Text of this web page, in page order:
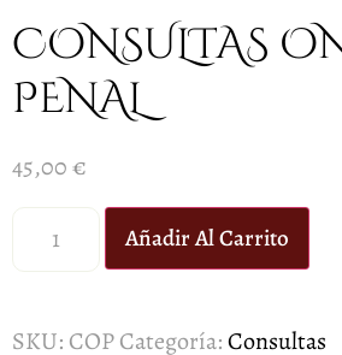
CONSULTAS
PENAL
45,00€
Añadir Al Carrito
SKU: COPCategoría:Consultas